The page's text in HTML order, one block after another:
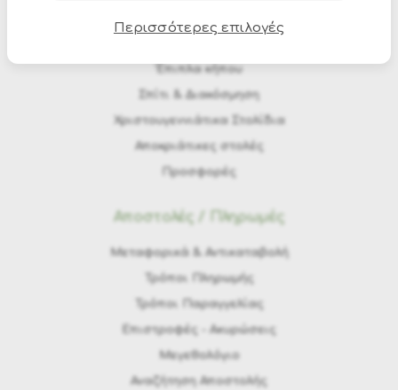
Προϊόντα
Έπιπλα κήπου
Σπίτι & Διακόσμηση
Χριστουγεννιάτικα Στολίδια
Αποκριάτικες στολές
Προσφορές
Αποστολές / Πληρωμές
Μεταφορικά & Αντικαταβολή
Τρόποι Πληρωμής
Τρόποι Παραγγελίας
Eπιστροφές - Ακυρώσεις
Μεγεθολόγιο
Αναζήτηση Αποστολής
Περισσότερες επιλογές